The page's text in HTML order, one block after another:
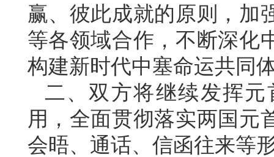
赢、彼此成就的原则，加
等各领域合作，不断深化
构建新时代中塞命运共同
二、双方将继续发挥
用，全面贯彻落实两国元
会晤、通话、信函往来等